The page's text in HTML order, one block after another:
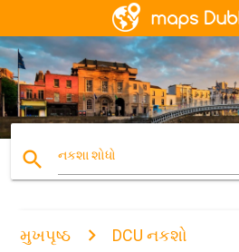
search નકશા શોધો
મુખપૃષ્ઠ DCU નકશો